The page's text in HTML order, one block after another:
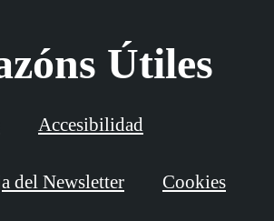
Útiles
Accesibilidad
del Newsletter Cookies